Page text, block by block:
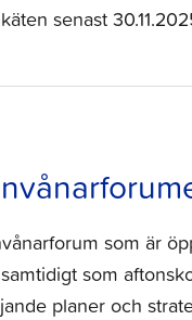
senast
som är
som
planer och